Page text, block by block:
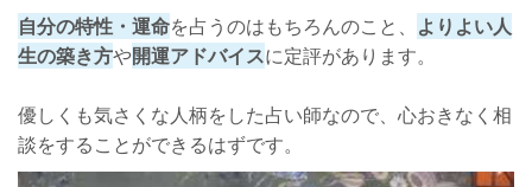
自分の特性・運命を占うのはもちろんのこと、 よりよい人
生の築き方や開運アドバイスに定評があります。
優しくも気さくな人柄をした占い師なので、心おきなく相
談をすることができるはずです。